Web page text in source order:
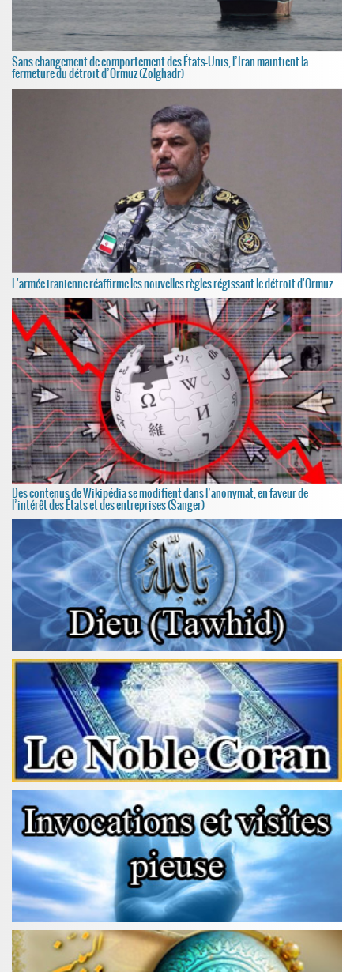
Sans changement de comportement des États-Unis, l’Iran maintient la
fermeture du détroit d’Ormuz (Zolghadr)
L'armée iranienne réaffirme les nouvelles règles régissant le détroit d'Ormuz
Des contenus de Wikipédia se modifient dans l’anonymat, en faveur de
l’intérêt des États et des entreprises (Sanger)